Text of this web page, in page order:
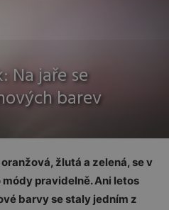
Na jaře se
barev
žlutá a zelená, se v
pravidelně. Ani letos
barvy se staly jedním z